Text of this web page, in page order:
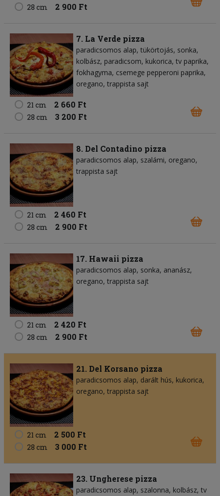
28 cm 2 900 Ft
7. La Verde pizza
paradicsomos alap tükörtojás sonka
kolbász paradicsom kukorica tv paprika
fokhagyma csemege pepperoni paprika
oregano trappista sajt
21 cm 2 660 Ft
28 cm 3 200 Ft
8. Del Contadino pizza
paradicsomos alap szalámi oregano
trappista sajt
21 cm 2 460 Ft
28 cm 2 900 Ft
17. Hawaii pizza
paradicsomos alap sonka ananász
oregano trappista sajt
21 cm 2 420 Ft
28 cm 2 900 Ft
21. Del Korsano pizza
paradicsomos alap darált hús kukorica
oregano trappista sajt
21 cm 2 500 Ft
28 cm 3 000 Ft
23. Ungherese pizza
paradicsomos alap szalonna kolbász tv